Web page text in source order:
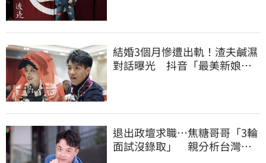
結婚3個月慘遭出軌！渣夫鹹濕
對話曝光 抖音「最美新娘」
退出政壇求職…焦糖哥哥「3輪
面試沒錄取」 親分析台灣職